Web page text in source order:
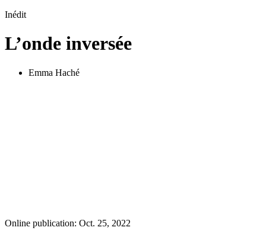
Inédit
L’onde inversée
Emma Haché
Online publication: Oct. 25, 2022